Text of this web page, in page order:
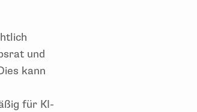
und
kann
für KI-